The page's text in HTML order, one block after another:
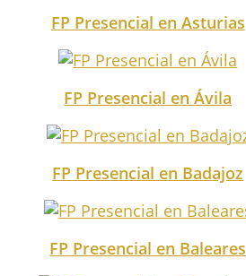
FP Presencial en Asturias
FP Presencial en Ávila
FP Presencial en Badajoz
FP Presencial en Baleares